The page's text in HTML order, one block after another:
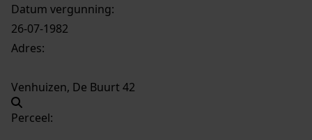
Datum vergunning:
26-07-1982
Adres:
Venhuizen, De Buurt 42
Perceel: